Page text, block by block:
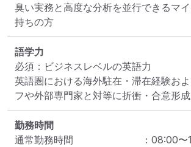
臭い実務と高度な分析を並行できるマ
持ちの方
語学力
必須：ビジネスレベルの英語力
英語圏における海外駐在・滞在経験お
フや外部専門家と対等に折衝・合意形
勤務時間
通常勤務時間
： 08:00〜